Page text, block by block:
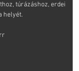
túrázáshoz, erdei
helyét.